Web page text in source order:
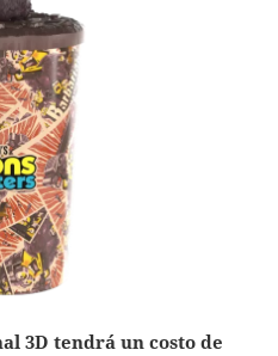
3D tendrá un costo de